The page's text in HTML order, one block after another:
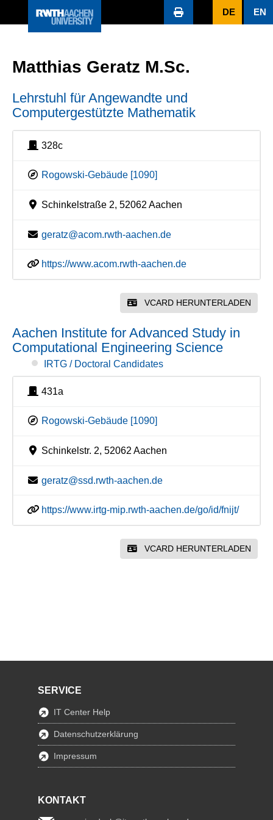
DE EN
Matthias Geratz M.Sc.
Lehrstuhl für Angewandte und
Computergestützte Mathematik
328c
Rogowski-Gebäude [1090]
Schinkelstraße 2, 52062 Aachen
geratz@acom.rwth-aachen.de
https://www.acom.rwth-aachen.de
VCARD HERUNTERLADEN
Aachen Institute for Advanced Study in
Computational Engineering Science
IRTG / Doctoral Candidates
431a
Rogowski-Gebäude [1090]
Schinkelstr. 2, 52062 Aachen
geratz@ssd.rwth-aachen.de
https://www.irtg-mip.rwth-aachen.de/go/id/fnijt/
VCARD HERUNTERLADEN
SERVICE
IT Center Help
Datenschutzerklärung
Impressum
KONTAKT